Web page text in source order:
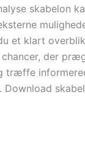
skabelon
et klart
der
træffe
Download